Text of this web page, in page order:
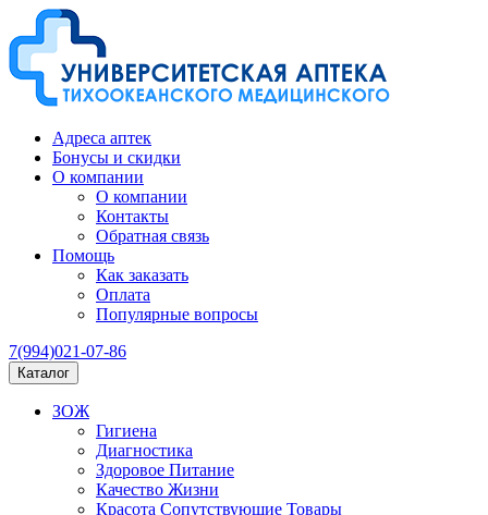
Адреса аптек
Бонусы и скидки
О компании
О компании
Контакты
Обратная связь
Помощь
Как заказать
Оплата
Популярные вопросы
7(994)021-07-86
Каталог
ЗОЖ
Гигиена
Диагностика
Здоровое Питание
Качество Жизни
Красота Сопутствующие Товары